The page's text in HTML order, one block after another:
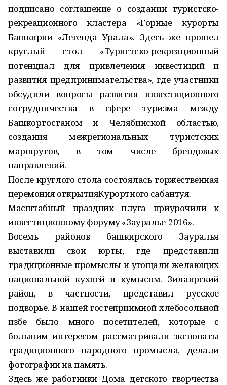
подписано соглашение о создании туристско-
рекреационного кластера «Горные курорты
Башкирии «Легенда Урала». Здесь же прошел
круглый стол «Туристско-рекреационный
потенциал для привлечения инвестиций и
развития предпринимательства», где участники
обсудили вопросы развития инвестиционного
сотрудничества в сфере туризма между
Башкортостаном и Челябинской областью,
создания межрегиональных туристских
маршрутов, в том числе брендовых
направлений.
После круглого стола состоялась торжественная
церемония открытияКурортного сабантуя.
Масштабный праздник плуга приурочили к
инвестиционному форуму «Зауралье-2016».
Восемь районов башкирского Зауралья
выставили свои юрты, где представили
традиционные промыслы и угощали желающих
национальной кухней и кумысом. Зилаирский
район, в частности, представил русское
подворье. В нашей гостеприимной хлебосольной
избе было много посетителей, которые с
большим интересом рассматривали экспонаты
традиционного народного промысла, делали
фотографии на память.
Здесь же работники Дома детского творчества